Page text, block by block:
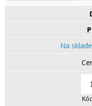
Na